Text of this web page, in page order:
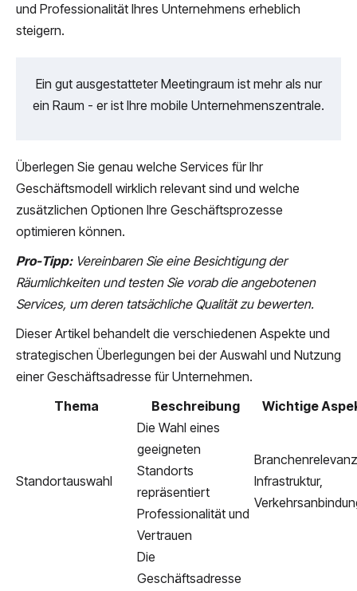
und Professionalität Ihres Unternehmens erheblich
steigern.
Ein gut ausgestatteter Meetingraum ist mehr als nur
ein Raum - er ist Ihre mobile Unternehmenszentrale.
Überlegen Sie genau welche Services für Ihr
Geschäftsmodell wirklich relevant sind und welche
zusätzlichen Optionen Ihre Geschäftsprozesse
optimieren können.
Pro-Tipp: Vereinbaren Sie eine Besichtigung der
Räumlichkeiten und testen Sie vorab die angebotenen
Services, um deren tatsächliche Qualität zu bewerten.
Dieser Artikel behandelt die verschiedenen Aspekte und
strategischen Überlegungen bei der Auswahl und Nutzung
einer Geschäftsadresse für Unternehmen.
Thema
Beschreibung Wichtige
Standortauswahl
Die Wahl eines
geeigneten
Standorts
repräsentiert
Professionalität und
Vertrauen
Infrastruktur,
Die
Geschäftsadresse